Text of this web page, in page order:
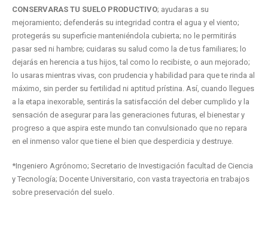
CONSERVARAS TU SUELO PRODUCTIVO; ayudaras a su
mejoramiento; defenderás su integridad contra el agua y el viento;
protegerás su superficie manteniéndola cubierta; no le permitirás
pasar sed ni hambre; cuidaras su salud como la de tus familiares; lo
dejarás en herencia a tus hijos, tal como lo recibiste, o aun mejorado;
lo usaras mientras vivas, con prudencia y habilidad para que te rinda al
máximo, sin perder su fertilidad ni aptitud prístina. Así, cuando llegues
a la etapa inexorable, sentirás la satisfacción del deber cumplido y la
sensación de asegurar para las generaciones futuras, el bienestar y
progreso a que aspira este mundo tan convulsionado que no repara
en el inmenso valor que tiene el bien que desperdicia y destruye.
*Ingeniero Agrónomo; Secretario de Investigación facultad de Ciencia
y Tecnología; Docente Universitario, con vasta trayectoria en trabajos
sobre preservación del suelo.